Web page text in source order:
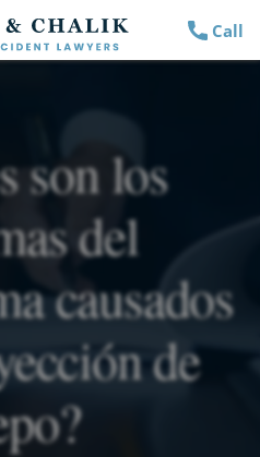
Call
son los
del
causados
de